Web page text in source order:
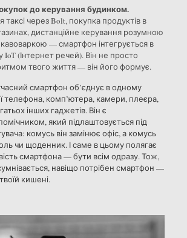
до керування будинком.
через Bolt, покупка продуктів в
дистанційне керування розумною
— смартфон інтегрується в
(Інтернет речей). Він не просто
твого життя — він його формує.
смартфон об’єднує в одному
телефона, комп’ютера, камери, плеєра,
інших гаджетів. Він є
який підлаштовується під
комусь він замінює офіс, а комусь
чи щоденник. І саме в цьому полягає
смартфона — бути всім одразу. Тож,
навіщо потрібен смартфон —
кишені.